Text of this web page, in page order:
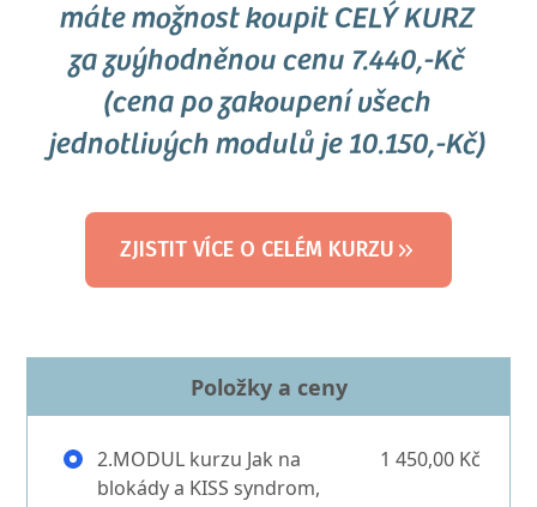
máte možnost koupit CELÝ KURZ
za zvýhodněnou cenu 7.440,-Kč
(cena po zakoupení všech
jednotlivých modulů je 10.150,-Kč)
ZJISTIT VÍCE O CELÉM KURZU
Položky a ceny
2.MODUL kurzu Jak na
blokády a KISS syndrom,
1 450,00 Kč